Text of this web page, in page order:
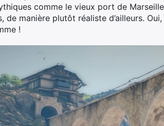
comme le vieux port de
de manière plutôt réaliste d’ailleurs.
!